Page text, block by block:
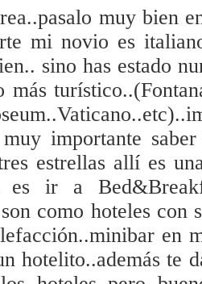
muy bien
mi novio es
sino has estado
más
importante
estrellas allí es
es ir a
como hoteles con
en
hotelito..además te